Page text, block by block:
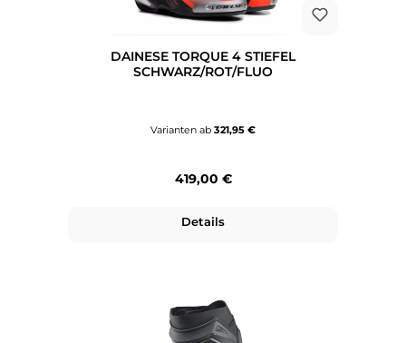
DAINESE TORQUE 4 STIEFEL
SCHWARZ/ROT/FLUO
Varianten ab 321,95 €
Regulärer Preis:
419,00 €
Details